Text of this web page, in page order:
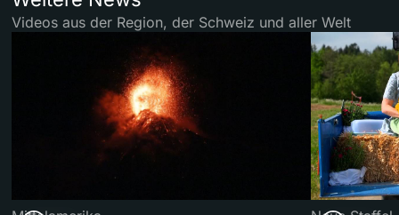
Videos aus der Region, der Schweiz und aller Welt